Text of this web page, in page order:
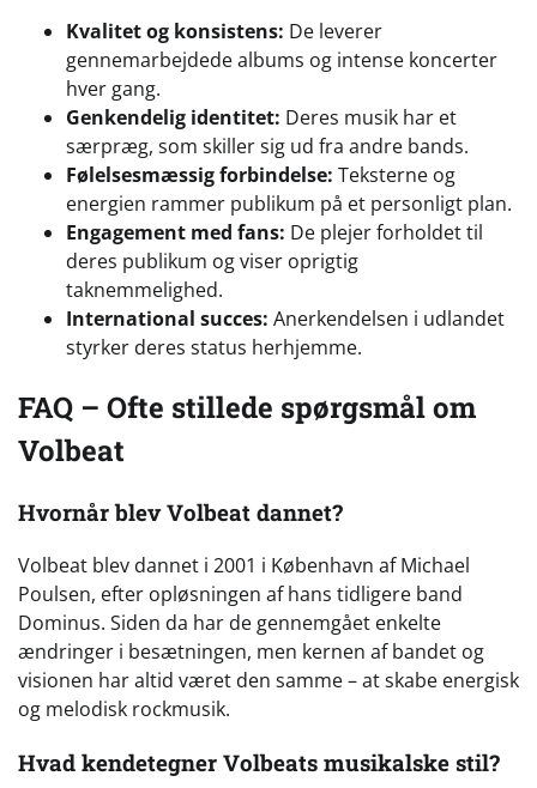
Kvalitet og konsistens: De leverer
gennemarbejdede albums og intense koncerter
hver gang.
Genkendelig identitet: Deres musik har et
særpræg, som skiller sig ud fra andre bands.
Følelsesmæssig forbindelse: Teksterne og
energien rammer publikum på et personligt plan.
Engagement med fans: De plejer forholdet til
deres publikum og viser oprigtig
taknemmelighed.
International succes: Anerkendelsen i udlandet
styrker deres status herhjemme.
FAQ – Ofte stillede spørgsmål om
Volbeat
Hvornår blev Volbeat dannet?
Volbeat blev dannet i 2001 i København af Michael
Poulsen, efter opløsningen af hans tidligere band
Dominus. Siden da har de gennemgået enkelte
ændringer i besætningen, men kernen af bandet og
visionen har altid været den samme – at skabe energisk
og melodisk rockmusik.
Hvad kendetegner Volbeats musikalske stil?